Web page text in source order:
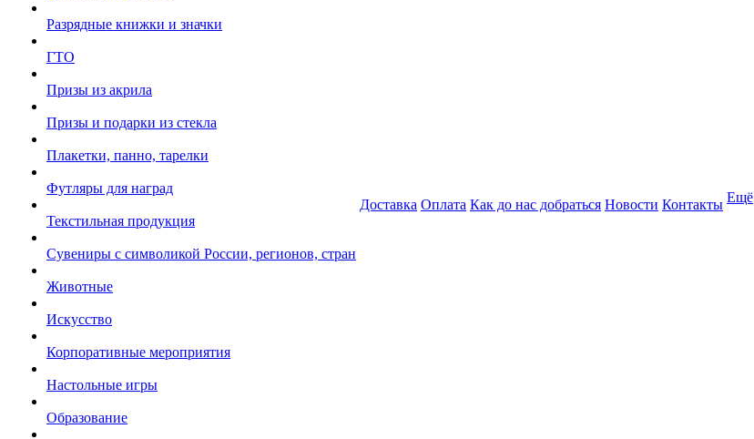
Разрядные книжки и значки
ГТО
Призы из акрила
Призы и подарки из стекла
Плакетки, панно, тарелки
Футляры для наград
Текстильная продукция
Сувениры с символикой России, регионов, стран
Животные
Искусство
Корпоративные мероприятия
Настольные игры
Образование
Доставка Оплата Как до нас добраться Новости Контакты Ещё